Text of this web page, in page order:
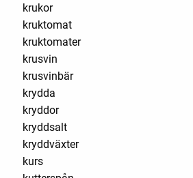
krukor
kruktomat
kruktomater
krusvin
krusvinbär
krydda
kryddor
kryddsalt
kryddväxter
kurs